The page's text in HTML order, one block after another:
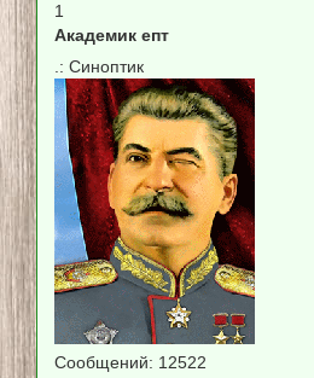
1
Академик епт
.: Синоптик
Сообщений: 12522